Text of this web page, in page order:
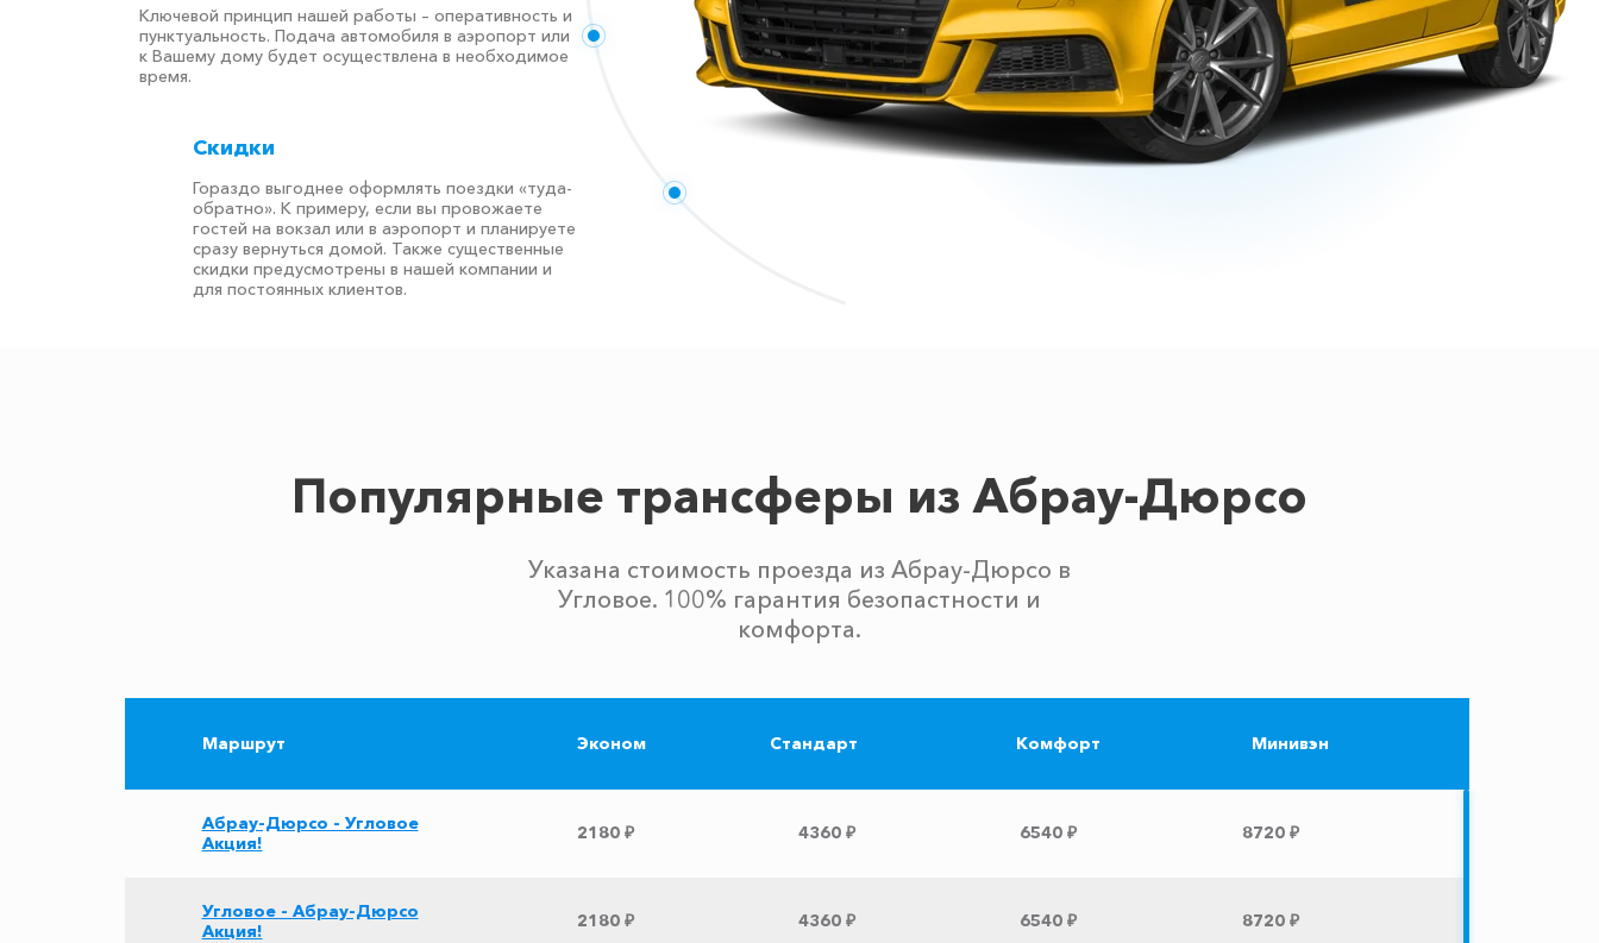
Ключевой принцип нашей работы – оперативность и
пунктуальность. Подача автомобиля в аэропорт или
к Вашему дому будет осуществлена в необходимое
время.
Скидки
Гораздо выгоднее оформлять поездки «туда-
обратно». К примеру, если вы провожаете
гостей на вокзал или в аэропорт и планируете
сразу вернуться домой. Также существенные
скидки предусмотрены в нашей компании и
для постоянных клиентов.
Популярные трансферы из Абрау-Дюрсо
Указана стоимость проезда из Абрау-Дюрсо в
Угловое. 100% гарантия безопастности и
комфорта.
Маршрут Эконом Стандарт Комфорт Минивэн
Абрау-Дюрсо - Угловое
Акция!
2180 ₽ 4360 ₽ 6540 ₽ 8720 ₽
Угловое - Абрау-Дюрсо
Акция!
2180 ₽ 4360 ₽ 6540 ₽ 8720 ₽